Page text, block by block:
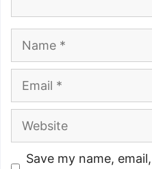
Name
Email
Website
Save my name,